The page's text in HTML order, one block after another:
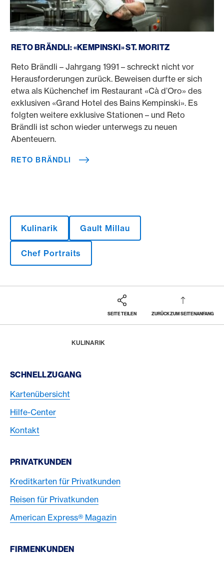
RETO BRÄNDLI: «KEMPINSKI» ST. MORITZ
Reto Brändli – Jahrgang 1991 – schreckt nicht vor
Herausforderungen zurück. Beweisen durfte er sich
etwa als Küchenchef im Restaurant «Cà d’Oro» des
exklusiven «Grand Hotel des Bains Kempinski». Es
folgten weitere exklusive Stationen – und Reto
Brändli ist schon wieder unterwegs zu neuen
Abenteuern.
RETO BRÄNDLI
Kulinarik Gault Millau
Chef Portraits
SEITE TEILEN ZURÜCK ZUM SEITENANFANG
Footer
KULINARIK
Footer Navigation
SCHNELLZUGANG
Kartenübersicht
Hilfe-Center
Kontakt
PRIVATKUNDEN
Kreditkarten für Privatkunden
Reisen für Privatkunden
American Express® Magazin
FIRMENKUNDEN